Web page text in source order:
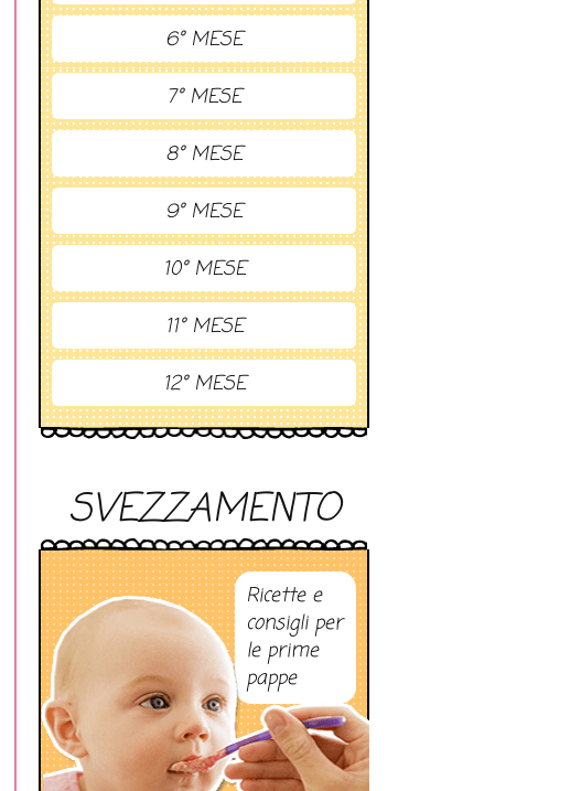
6° MESE
7° MESE
8° MESE
9° MESE
10° MESE
11° MESE
12° MESE
SVEZZAMENTO
Ricette e
consigli per
le prime
pappe